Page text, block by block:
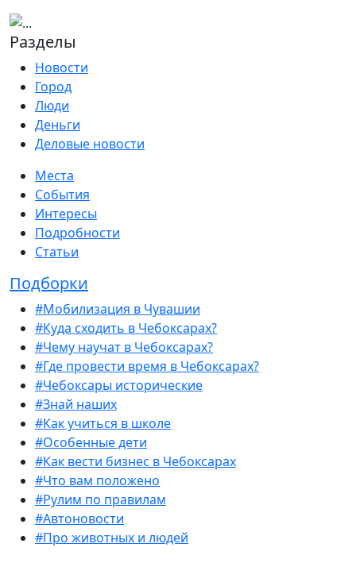
Разделы
Новости
Город
Люди
Деньги
Деловые новости
Места
События
Интересы
Подробности
Статьи
Подборки
#Мобилизация в Чувашии
#Куда сходить в Чебоксарах?
#Чему научат в Чебоксарах?
#Где провести время в Чебоксарах?
#Чебоксары исторические
#Знай наших
#Как учиться в школе
#Особенные дети
#Как вести бизнес в Чебоксарах
#Что вам положено
#Рулим по правилам
#Автоновости
#Про животных и людей